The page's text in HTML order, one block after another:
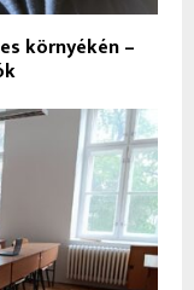
környékén –